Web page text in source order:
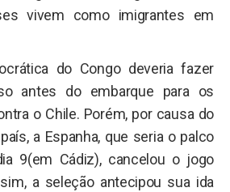
vivem como imigrantes em
do Congo deveria fazer
antes do embarque para os
o Chile. Porém, por causa do
a Espanha, que seria o palco
9(em Cádiz), cancelou o jogo
a seleção antecipou sua ida